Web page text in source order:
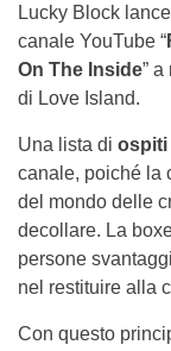
Lucky Block
canale YouTube “
On The Inside”
di Love Island.
Una lista di ospiti
canale, poiché la
del mondo delle
decollare. La
persone
nel restituire alla
Con questo